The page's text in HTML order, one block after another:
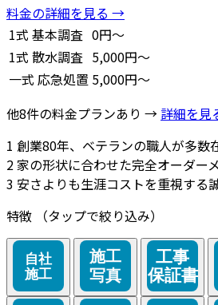
料金の詳細を見る →
1式 基本調査 0円～
1式 散水調査 5,000円～
一式 応急処置 5,000円～
他8件の料金プランあり → 詳細を見
1 創業80年、ベテランの職人が多数
2家の形状に合わせた完全オーダー
3 安さよりも生涯コストを重視する
特徴
（タップで絞り込み）